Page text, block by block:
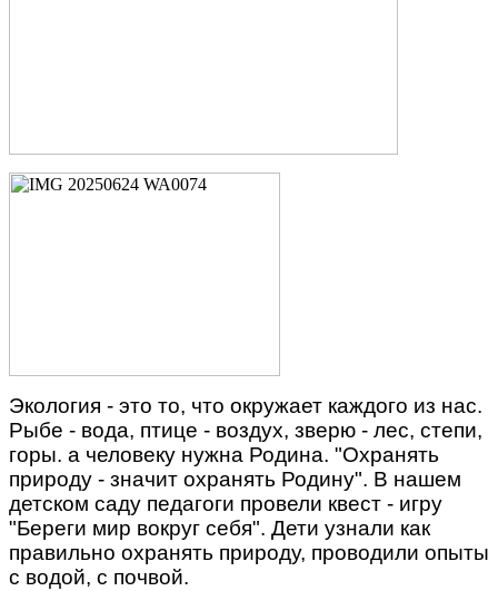
Экология - это то, что окружает каждого из нас.
Рыбе - вода, птице - воздух, зверю - лес, степи,
горы. а человеку нужна Родина. "Охранять
природу - значит охранять Родину". В нашем
детском саду педагоги провели квест - игру
"Береги мир вокруг себя". Дети узнали как
правильно охранять природу, проводили опыты
с водой, с почвой.